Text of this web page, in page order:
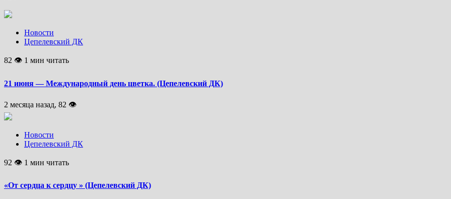
Новости
Цепелевский ДК
82 👁 1 мин читать
21 июня — Международный день цветка. (Цепелевский ДК)
2 месяца назад, 82 👁
Новости
Цепелевский ДК
92 👁 1 мин читать
«От сердца к сердцу » (Цепелевский ДК)